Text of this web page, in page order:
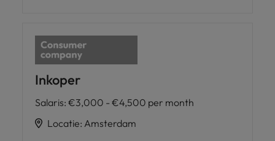
Inkoper
Salaris: €3,000 - €4,500 per month
Locatie: Amsterdam